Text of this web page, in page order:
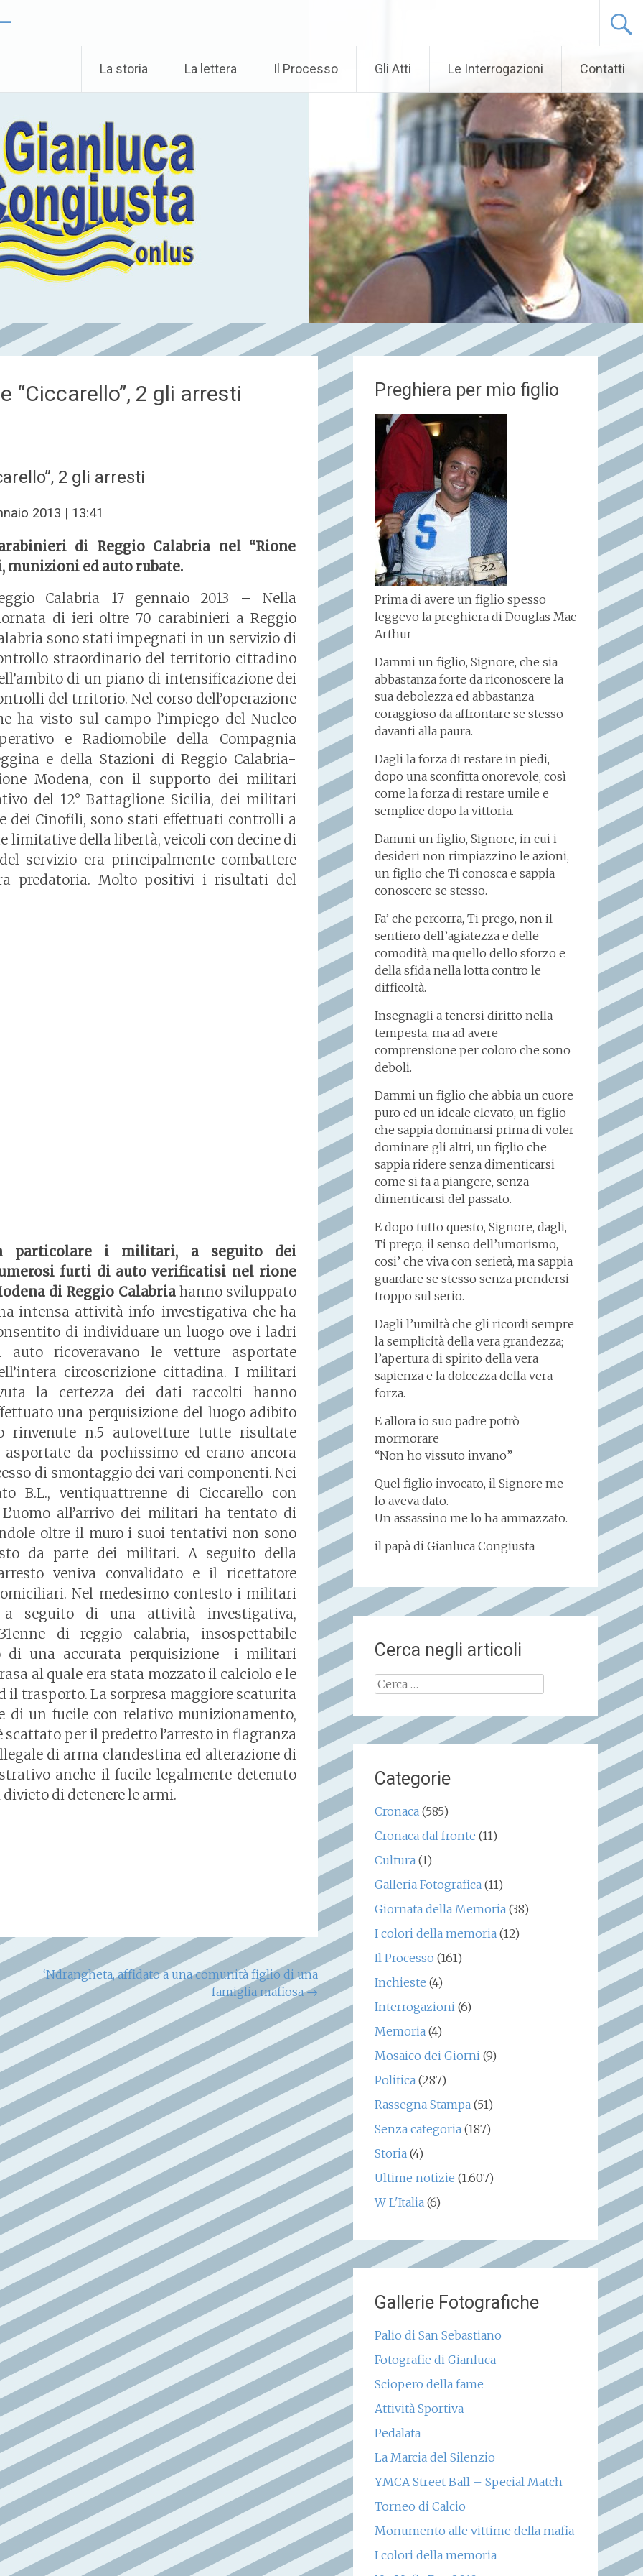
La storia La lettera Il Processo Gli Atti Le Interrogazioni Contatti
“Ciccarello”, 2 gli arresti
2 gli arresti
2013 | 13:41
di Reggio Calabria nel “Rione
munizioni ed auto rubate.
Calabria 17 gennaio 2013 – Nella
di ieri oltre 70 carabinieri a Reggio
sono stati impegnati in un servizio di
straordinario del territorio cittadino
di un piano di intensificazione dei
del trritorio. Nel corso dell’operazione
ha visto sul campo l’impiego del Nucleo
e Radiomobile della Compagnia
e della Stazioni di Reggio Calabria-
Modena, con il supporto dei militari
del 12° Battaglione Sicilia, dei militari
dei Cinofili, sono stati effettuati controlli a
limitative della libertà, veicoli con decine di
servizio era principalmente combattere
predatoria. Molto positivi i risultati del
particolare i militari, a seguito dei
furti di auto verificatisi nel rione
di Reggio Calabriahanno sviluppato
intensa attività info-investigativa che ha
di individuare un luogo ove i ladri
auto ricoveravano le vetture asportate
circoscrizione cittadina. I militari
la certezza dei dati raccolti hanno
una perquisizione del luogo adibito
rinvenute n.5 autovetture tutte risultate
da pochissimo ed erano ancora
di smontaggio dei vari componenti. Nei
B.L., ventiquattrenne di Ciccarello con
all’arrivo dei militari ha tentato di
oltre il muro i suoi tentativi non sono
da parte dei militari. A seguito della
veniva convalidato e il ricettatore
Nel medesimo contesto i militari
a seguito di una attività investigativa,
di reggio calabria, insospettabile
di una accurata perquisizione i militari
al quale era stata mozzato il calciolo e le
il trasporto. La sorpresa maggiore scaturita
di un fucile con relativo munizionamento,
per il predetto l’arresto in flagranza
di arma clandestina ed alterazione di
anche il fucile legalmente detenuto
di detenere le armi.
‘Ndrangheta, affidato a una comunità figlio di una
famiglia mafiosa→
Preghiera per mio figlio
Prima di avere un figlio spesso
leggevo la preghiera di Douglas Mac
Arthur
Dammi un figlio, Signore, che sia
abbastanza forte da riconoscere la
sua debolezza ed abbastanza
coraggioso da affrontare se stesso
davanti alla paura.
Dagli la forza di restare in piedi,
dopo una sconfitta onorevole, così
come la forza di restare umile e
semplice dopo la vittoria.
Dammi un figlio, Signore, in cui i
desideri non rimpiazzino le azioni,
un figlio che Ti conosca e sappia
conoscere se stesso.
Fa’ che percorra, Ti prego, non il
sentiero dell’agiatezza e delle
comodità, ma quello dello sforzo e
della sfida nella lotta contro le
difficoltà.
Insegnagli a tenersi diritto nella
tempesta, ma ad avere
comprensione per coloro che sono
deboli.
Dammi un figlio che abbia un cuore
puro ed un ideale elevato, un figlio
che sappia dominarsi prima di voler
dominare gli altri, un figlio che
sappia ridere senza dimenticarsi
come si fa a piangere, senza
dimenticarsi del passato.
E dopo tutto questo, Signore, dagli,
Ti prego, il senso dell’umorismo,
cosi’ che viva con serietà, ma sappia
guardare se stesso senza prendersi
troppo sul serio.
Dagli l’umiltà che gli ricordi sempre
la semplicità della vera grandezza;
l’apertura di spirito della vera
sapienza e la dolcezza della vera
forza.
E allora io suo padre potrò
mormorare
“Non ho vissuto invano”
Quel figlio invocato, il Signore me
lo aveva dato.
Un assassino me lo ha ammazzato.
il papà di Gianluca Congiusta
Cerca negli articoli
Ricerca
Categorie
Cronaca(585)
Cronaca dal fronte (11)
Cultura(1)
Galleria Fotografica(11)
Giornata della Memoria(38)
I colori della memoria(12)
Il Processo (161)
Inchieste (4)
Interrogazioni(6)
Memoria(4)
Mosaico dei Giorni(9)
Politica(287)
Rassegna Stampa(51)
Senza categoria(187)
Storia(4)
Ultime notizie (1.607)
W L'Italia(6)
Gallerie Fotografiche
Palio di San Sebastiano
Fotografie di Gianluca
Sciopero della fame
Attività Sportiva
Pedalata
La Marcia del Silenzio
YMCA Street Ball – Special Match
Torneo di Calcio
Monumento alle vittime della mafia
I colori della memoria